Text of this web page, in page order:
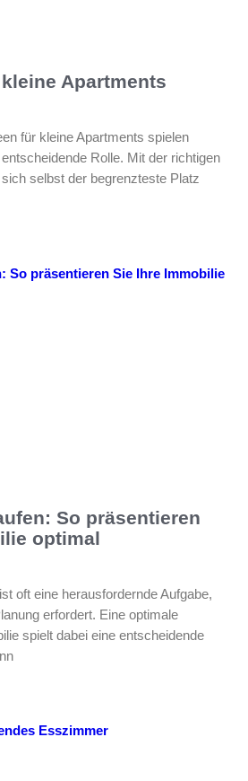
Apartments
für kleine Apartments spielen
Rolle. Mit der richtigen
selbst der begrenzteste Platz
So präsentieren
optimal
oft eine herausfordernde Aufgabe,
erfordert. Eine optimale
spielt dabei eine entscheidende